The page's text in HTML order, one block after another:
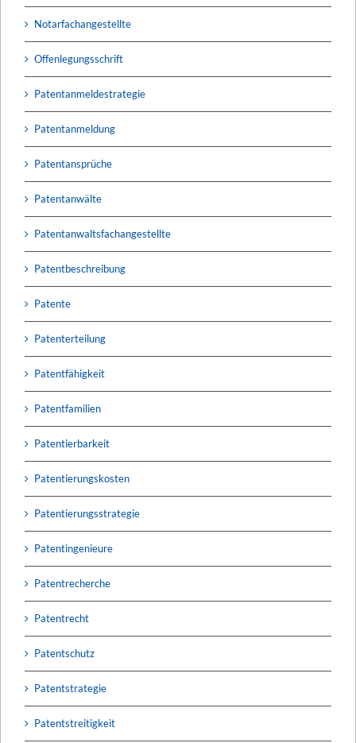
Notarfachangestellte
Offenlegungsschrift
Patentanmeldestrategie
Patentanmeldung
Patentansprüche
Patentanwälte
Patentanwaltsfachangestellte
Patentbeschreibung
Patente
Patenterteilung
Patentfähigkeit
Patentfamilien
Patentierbarkeit
Patentierungskosten
Patentierungsstrategie
Patentingenieure
Patentrecherche
Patentrecht
Patentschutz
Patentstrategie
Patentstreitigkeit